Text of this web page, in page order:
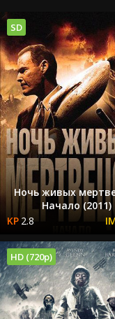
SD
Ночь живых
Начало (2011)
2.8
HD (720p)